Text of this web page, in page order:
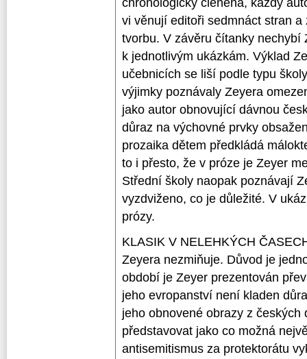
KLASIK V NELEHKÝCH
Zeyera nezmiňuje. Důvod je
období je Zeyer prezentován
jeho evropanství není kladen
jeho obnovené obrazy z českých
představovat jako co možná
antisemitismus za protektorátu